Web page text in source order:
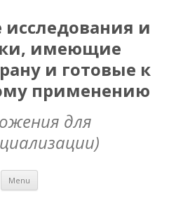
и
имеющие
и готовые к
применению
для
Menu Skip
content